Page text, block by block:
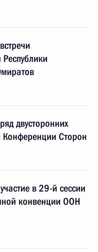
двусторонних
Конференции Сторон
в 29-й сессии
конвенции ООН